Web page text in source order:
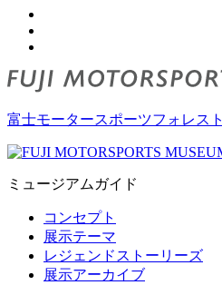
富士モータースポーツフォレスト
ミュージアムガイド
コンセプト
展示テーマ
レジェンドストーリーズ
展示アーカイブ